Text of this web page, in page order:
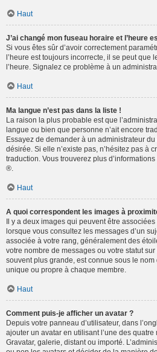
Haut
J’ai changé mon fuseau horaire et l’heure
Si vous êtes sûr d’avoir correctement
l’heure est toujours incorrecte, il se peut que
l’heure. Signalez ce problème à un
Haut
Ma langue n’est pas dans la liste !
La raison la plus probable est que
langue ou bien que personne n’ait encore
Essayez de demander à un administrateur
désirée. Si elle n’existe pas, n’hésitez pas à
traduction. Vous trouverez plus
®.
Haut
A quoi correspondent les images à
Il y a deux images qui peuvent être
lorsque vous consultez les messages d’un
associée à votre rang, généralement des
votre nombre de messages ou votre statut
souvent plus grande, est connue sous le nom
unique ou propre à chaque membre.
Haut
Comment puis-je afficher un avatar ?
Depuis votre panneau d’utilisateur, dans
ajouter un avatar en utilisant l’une des quatre
Gravatar, galerie, distant ou importé.